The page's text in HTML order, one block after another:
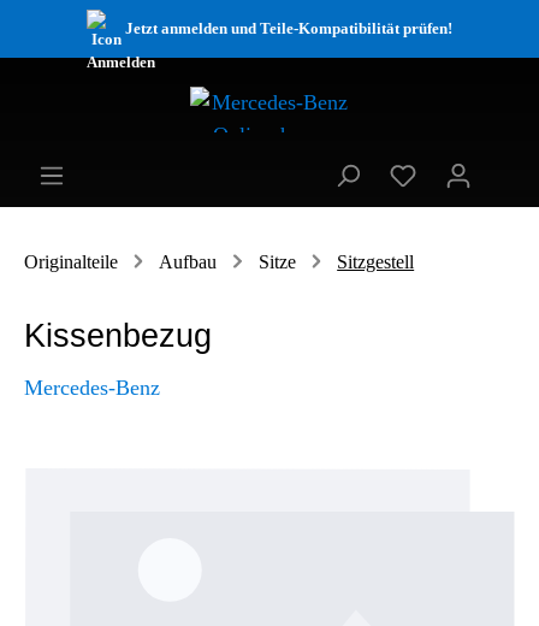
Jetzt anmelden und Teile-Kompatibilität prüfen!
Originalteile Aufbau Sitze Sitzgestell
Kissenbezug
Mercedes-Benz